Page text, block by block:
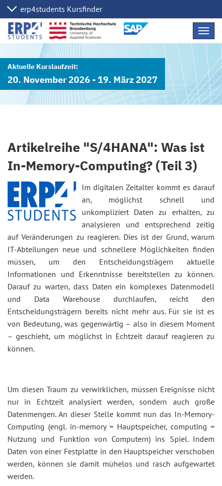
20. November 2026 - 19. März 2027
Artikelreihe "S/4HANA": Was ist
In-Memory-Computing? (Teil 3)
Im digitalen Zeitalter kommt es darauf
an, möglichst schnell und
unkompliziert Daten zu erhalten, zu
analysieren und entsprechend zeitig
auf Veränderungen zu reagieren. Dies ist der Grund, warum
IT-Abteilungen neue und schnellere Möglichkeiten finden
müssen, um den Entscheidungsträgern aktuelle
Informationen und Erkenntnisse bereitstellen zu können.
Darauf zu warten, dass Daten ein komplexes Datenmodell
und Data Warehouse durchlaufen, reicht den
Entscheidungsträgern bereits nicht mehr aus. Für sie ist es
von Bedeutung, was gegenwärtig – also in diesem Moment
– geschieht, um möglichst in Echtzeit darauf reagieren zu
können.
Um diesen Traum zu verwirklichen, müssen Ereignisse nicht
nur in Echtzeit analysiert werden, sondern auch große
Datenmengen. An dieser Stelle kommt nun das In-Memory-
Computing (engl. in-memory = Hauptspeicher, computing =
Nutzung und Funktion von Computern) ins Spiel. Indem
Daten von einer Festplatte in den Hauptspeicher verschoben
werden, können sie damit mühelos und rasch aufgewartet
werden.